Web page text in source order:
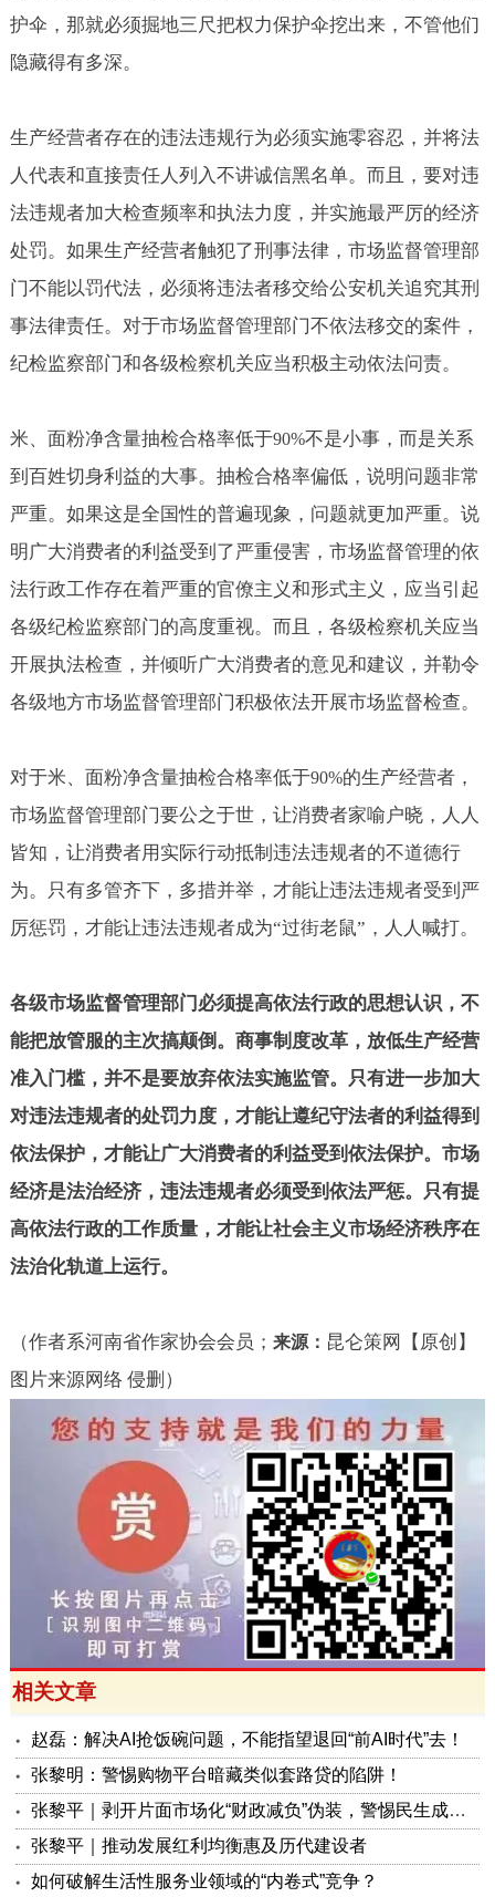
护伞，那就必须掘地三尺把权力保护伞挖出来，不管他们
隐藏得有多深。
生产经营者存在的违法违规行为必须实施零容忍，并将法
人代表和直接责任人列入不讲诚信黑名单。而且，要对违
法违规者加大检查频率和执法力度，并实施最严厉的经济
处罚。如果生产经营者触犯了刑事法律，市场监督管理部
门不能以罚代法，必须将违法者移交给公安机关追究其刑
事法律责任。对于市场监督管理部门不依法移交的案件，
纪检监察部门和各级检察机关应当积极主动依法问责。
米、面粉净含量抽检合格率低于90%不是小事，而是关系
到百姓切身利益的大事。抽检合格率偏低，说明问题非常
严重。如果这是全国性的普遍现象，问题就更加严重。说
明广大消费者的利益受到了严重侵害，市场监督管理的依
法行政工作存在着严重的官僚主义和形式主义，应当引起
各级纪检监察部门的高度重视。而且，各级检察机关应当
开展执法检查，并倾听广大消费者的意见和建议，并勒令
各级地方市场监督管理部门积极依法开展市场监督检查。
对于米、面粉净含量抽检合格率低于90%的生产经营者，
市场监督管理部门要公之于世，让消费者家喻户晓，人人
皆知，让消费者用实际行动抵制违法违规者的不道德行
为。只有多管齐下，多措并举，才能让违法违规者受到严
厉惩罚，才能让违法违规者成为“过街老鼠”，人人喊打。
各级市场监督管理部门必须提高依法行政的思想认识，不
能把放管服的主次搞颠倒。商事制度改革，放低生产经营
准入门槛，并不是要放弃依法实施监管。只有进一步加大
对违法违规者的处罚力度，才能让遵纪守法者的利益得到
依法保护，才能让广大消费者的利益受到依法保护。市场
经济是法治经济，违法违规者必须受到依法严惩。只有提
高依法行政的工作质量，才能让社会主义市场经济秩序在
法治化轨道上运行。
（作者系河南省作家协会会员； 来源： 昆仑策网【原创】
图片来源网络 侵删）
相关文章
赵磊：解决AI抢饭碗问题，不能指望退回“前AI时代”去！
张黎明：警惕购物平台暗藏类似套路贷的陷阱！
张黎平｜剥开片面市场化“财政减负”伪装，警惕民生成本转嫁风险
张黎平｜推动发展红利均衡惠及历代建设者
如何破解生活性服务业领域的“内卷式”竞争？